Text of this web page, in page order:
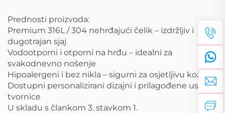
Prednosti proizvoda:
Premium 316L / 304 nehrđajući čelik – izdržljiv i
dugotrajan sjaj
Vodootporni i otporni na hrđu – idealni za
svakodnevno nošenje
Hipoalergeni i bez nikla – sigurni za osjetljivu kožu
Dostupni personalizirani dizajni i prilagođene usluge
tvornice
U skladu s člankom 3. stavkom 1.